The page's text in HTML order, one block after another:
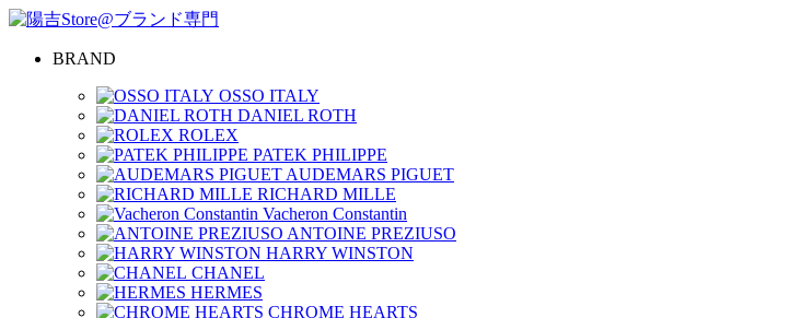
BRAND
OSSO ITALY
DANIEL ROTH
ROLEX
PATEK PHILIPPE
AUDEMARS PIGUET
RICHARD MILLE
Vacheron Constantin
ANTOINE PREZIUSO
HARRY WINSTON
CHANEL
HERMES
CHROME HEARTS